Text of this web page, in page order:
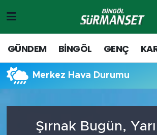
GÜNDEM BİNGÖL GENÇ
Merkez Hava Durumu
Şırnak Bugün,
Genç
Solhan
Merkez Hava Durumu
Merkez Trafik Yoğunluk